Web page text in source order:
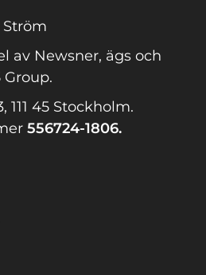
av Newsner, ägs och
Group.
111 45 Stockholm.
556724-1806.